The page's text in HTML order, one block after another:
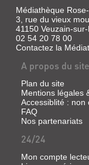
roman
culte
de
Richard
Matheson,
entraine
dans
sillage
de
Paul,
un
homme
ordinaire,
qui
partage
sa
Médiathèque
3, rue du vieux
41150 Veuzain-
02 54 20 78 00
Contactez la
A propos du site
Plan du site
Mentions légales
Accessiblité : non
FAQ
Nos partenariats
24/24
Mon compte